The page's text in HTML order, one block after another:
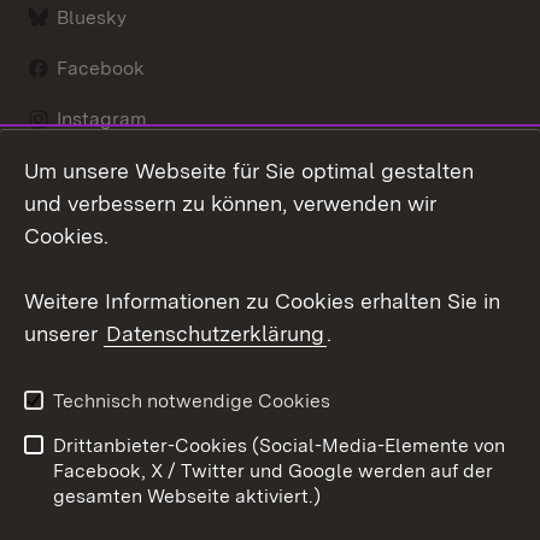
Bluesky
Facebook
Instagram
LinkedIn
Datenschutz
Barrierefreiheit
Impressum
Cookies
Um unsere Webseite für Sie optimal gestalten
und verbessern zu können, verwenden wir
Cookies.
Weitere Informationen zu Cookies erhalten Sie in
unserer Datenschutzerklärung.
Technisch notwendige Cookies
Drittanbieter-Cookies (Social-Media-Elemente von
Facebook, X / Twitter und Google werden auf der
gesamten Webseite aktiviert.)